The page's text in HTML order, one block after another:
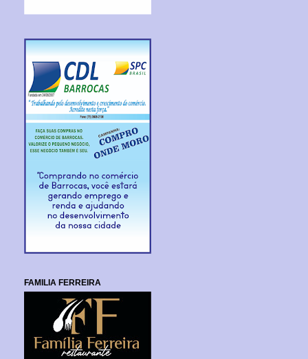
FAMILIA FERREIRA